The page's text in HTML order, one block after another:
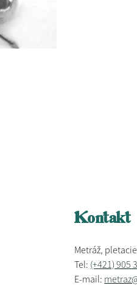
Kontakt
Metráž,
Tel: (+421) 905
E-mail: